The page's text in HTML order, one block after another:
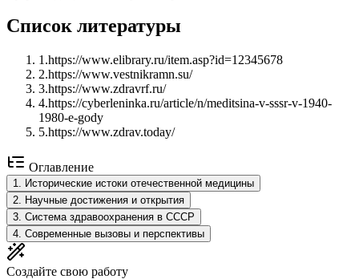
Список литературы
1 .https://www.elibrary.ru/item.asp?id=12345678
2.https://www.vestnikramn.su/
3.https://www.zdravrf.ru/
4.https://cyberleninka.ru/article/n/meditsina-v-sssr-v-1940-
1980-e-gody
5.https://www.zdrav.today/
Оглавление
1
Исторические истоки отечественной медицины
2
Научные достижения и открытия
3 Система здравоохранения в СССР
4 Современные вызовы и перспективы
Создайте свою работу